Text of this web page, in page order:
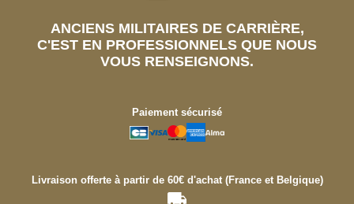
ANCIENS MILITAIRES DE CARRIÈRE,
C'EST EN PROFESSIONNELS QUE NOUS
VOUS RENSEIGNONS.
Paiement sécurisé
Livraison offerte à partir de 60€ d'achat (France et Belgique)